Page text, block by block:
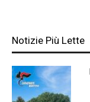
Notizie Più Lette